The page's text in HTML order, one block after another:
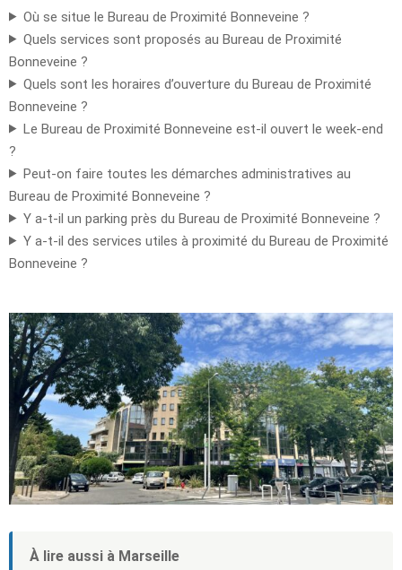
Où se situe le Bureau de Proximité Bonneveine ?
Quels services sont proposés au Bureau de Proximité
Bonneveine ?
Quels sont les horaires d’ouverture du Bureau de Proximité
Bonneveine ?
Le Bureau de Proximité Bonneveine est-il ouvert le week-end
?
Peut-on faire toutes les démarches administratives au
Bureau de Proximité Bonneveine ?
Y a-t-il un parking près du Bureau de Proximité Bonneveine ?
Y a-t-il des services utiles à proximité du Bureau de Proximité
Bonneveine ?
À lire aussi à Marseille